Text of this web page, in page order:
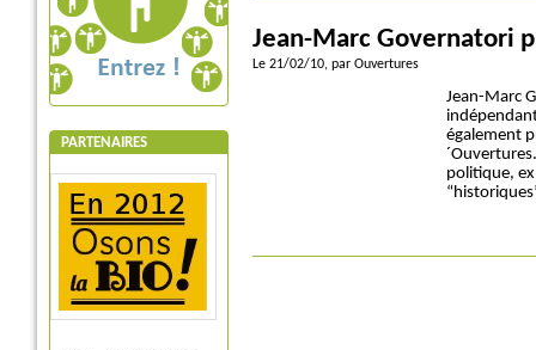
PARTENAIRES
Jean-Marc Governatori
Le 21/02/10, par Ouvertures
Jean-Marc
également
politique,